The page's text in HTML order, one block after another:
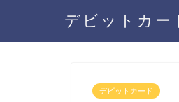
デビットカー
デビットカード